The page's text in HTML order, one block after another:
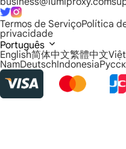
Termos de ServiçoPolítica
privacidade
Português
English简体中文繁體中文Việt
NamDeutschIndonesia